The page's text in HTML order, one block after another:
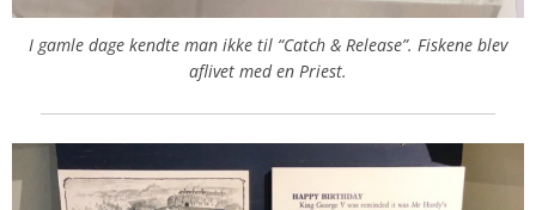
I gamle dage kendte man ikke til “Catch & Release”. Fiskene blev
aflivet med en Priest.